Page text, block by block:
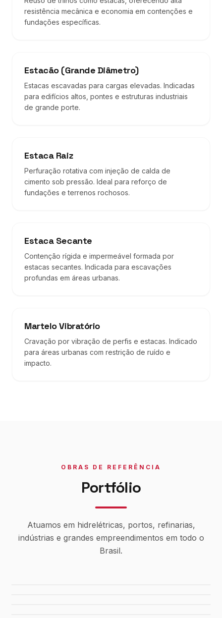
resistência mecânica e economia em contenções e
fundações específicas.
Estacão (Grande Diâmetro)
Estacas escavadas para cargas elevadas. Indicadas
para edifícios altos, pontes e estruturas industriais
de grande porte.
Estaca Raiz
Perfuração rotativa com injeção de calda de
cimento sob pressão. Ideal para reforço de
fundações e terrenos rochosos.
Estaca Secante
Contenção rígida e impermeável formada por
estacas secantes. Indicada para escavações
profundas em áreas urbanas.
Martelo Vibratório
Cravação por vibração de perfis e estacas. Indicado
para áreas urbanas com restrição de ruído e
impacto.
OBRAS DE REFERÊNCIA
Portfólio
Atuamos em hidrelétricas, portos, refinarias,
indústrias e grandes empreendimentos em todo o
Brasil.